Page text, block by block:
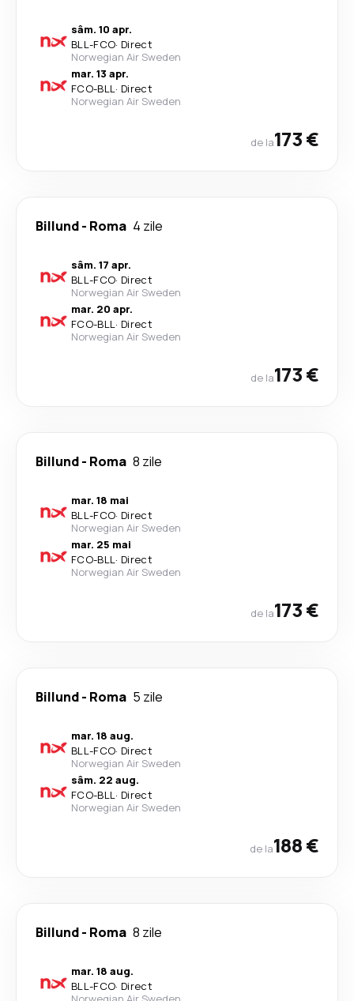
sâm. 10 apr.
BLL-FCO· Direct
Norwegian Air Sweden
mar. 13 apr.
FCO-BLL· Direct
Norwegian Air Sweden
de la173 €
Billund- Roma 4 zile
sâm. 17 apr.
BLL-FCO· Direct
Norwegian Air Sweden
mar. 20 apr.
FCO-BLL· Direct
Norwegian Air Sweden
de la173 €
Billund- Roma 8 zile
mar. 18 mai
BLL-FCO· Direct
Norwegian Air Sweden
mar. 25 mai
FCO-BLL· Direct
Norwegian Air Sweden
de la173 €
Billund- Roma 5 zile
mar. 18 aug.
BLL-FCO· Direct
Norwegian Air Sweden
sâm. 22 aug.
FCO-BLL· Direct
Norwegian Air Sweden
de la188 €
Billund- Roma 8 zile
mar. 18 aug.
BLL-FCO· Direct